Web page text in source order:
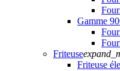
Gamme
Friteuse
Friteuse